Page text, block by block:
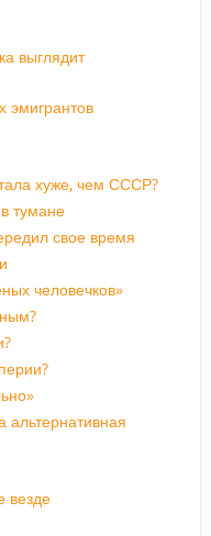
выглядит
эмигрантов
хуже, чем СССР?
тумане
свое время
человечков»
везде